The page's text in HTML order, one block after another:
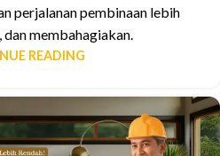
perjalanan pembinaan lebih
dan membahagiakan.
READING